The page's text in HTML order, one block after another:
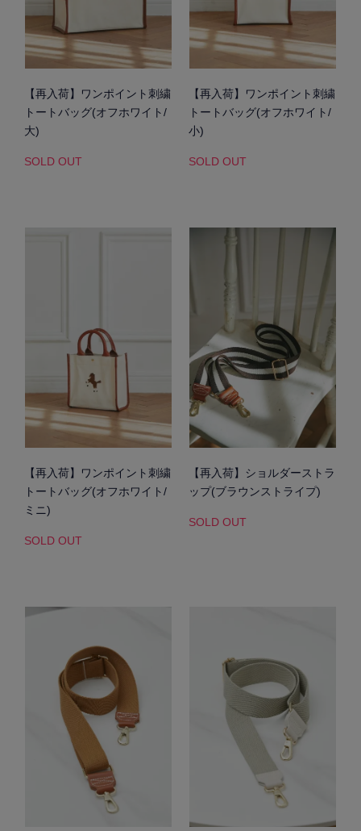
【再入荷】ワンポイント刺繍
トートバッグ(オフホワイト/
大)
SOLD OUT
【再入荷】ワンポイント刺繍
トートバッグ(オフホワイト/
小)
SOLD OUT
【再入荷】ワンポイント刺繍
トートバッグ(オフホワイト/
ミニ)
SOLD OUT
【再入荷】ショルダーストラ
ップ(ブラウンストライプ)
SOLD OUT